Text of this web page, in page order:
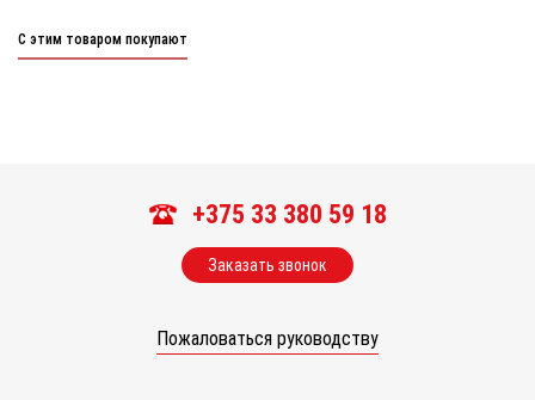
С этим товаром покупают
+375 33 380 59 18
Заказать звонок
Пожаловаться руководству